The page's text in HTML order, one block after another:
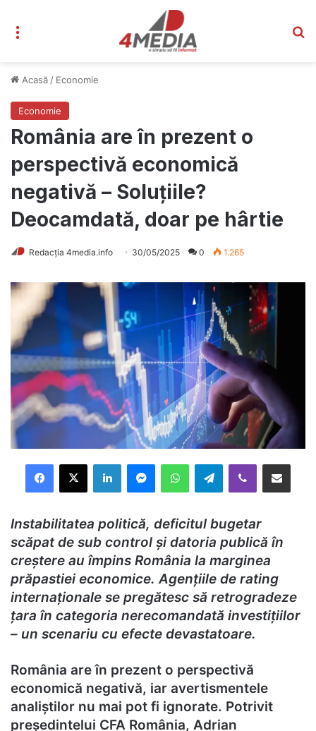
Acasă / Economie
Economie
România are în prezent o
perspectivă economică
negativă – Soluțiile?
Deocamdată, doar pe hârtie
Redacția 4media.info 30/05/2025 0 1.265
Facebook
X LinkedInMessengerWhatsAppTelegramViber Distribuie prin mail
Instabilitatea politică, deficitul bugetar
scăpat de sub control și datoria publică în
creștere au împins România la marginea
prăpastiei economice. Agențiile de rating
internaționale se pregătesc să retrogradeze
țara în categoria nerecomandată investițiilor
– un scenariu cu efecte devastatoare.
România are în prezent o perspectivă
economică negativă, iar avertismentele
analiștilor nu mai pot fi ignorate. Potrivit
președintelui CFA România, Adrian